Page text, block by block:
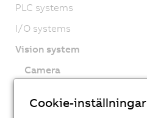
PLC systems
I/O systems
Vision system
Camera
Lighting
Cookie-inställningar